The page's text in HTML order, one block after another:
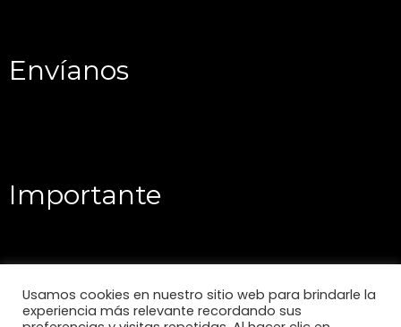
Envíanos
Importante
Usamos cookies en nuestro sitio web para brindarle la
experiencia más relevante recordando sus